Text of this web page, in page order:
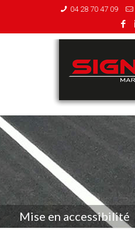
04 28 70 47 09
Mise en accessibilité